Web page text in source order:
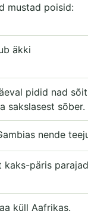
mustad poisid:
äkki
pidid nad
sakslasest sõber.
nende
kaks-päris
küll Aafrikas.